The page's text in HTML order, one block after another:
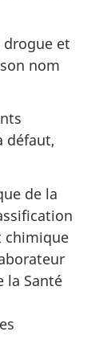
et
nom
défaut,
de la
chimique
la Santé